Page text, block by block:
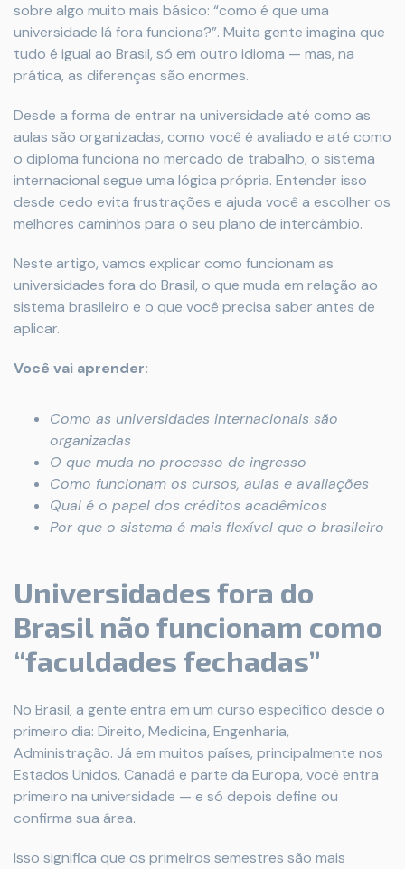
sobre algo muito mais básico: “como é que uma
universidade lá fora funciona?”. Muita gente imagina que
tudo é igual ao Brasil, só em outro idioma — mas, na
prática, as diferenças são enormes.
Desde a forma de entrar na universidade até como as
aulas são organizadas, como você é avaliado e até como
o diploma funciona no mercado de trabalho, o sistema
internacional segue uma lógica própria. Entender isso
desde cedo evita frustrações e ajuda você a escolher os
melhores caminhos para o seu plano de intercâmbio.
Neste artigo, vamos explicar como funcionam as
universidades fora do Brasil, o que muda em relação ao
sistema brasileiro e o que você precisa saber antes de
aplicar.
Você vai aprender:
Como as universidades internacionais são
organizadas
O que muda no processo de ingresso
Como funcionam os cursos, aulas e avaliações
Qual é o papel dos créditos acadêmicos
Por que o sistema é mais flexível que o brasileiro
Universidades fora do
Brasil não funcionam como
“faculdades fechadas”
No Brasil, a gente entra em um curso específico desde o
primeiro dia: Direito, Medicina, Engenharia,
Administração. Já em muitos países, principalmente nos
Estados Unidos, Canadá e parte da Europa, você entra
primeiro na universidade — e só depois define ou
confirma sua área.
Isso significa que os primeiros semestres são mais